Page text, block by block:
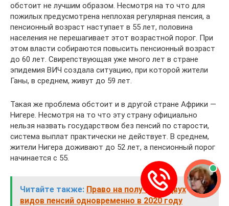
обстоит не лучшим образом. Несмотря на то что для
пожилых предусмотрена неплохая регулярная пенсия, а
пенсионный возраст наступает в 55 лет, половина
населения не перешагивает этот возрастной порог. При
этом власти собираются повысить пенсионный возраст
до 60 лет. Свирепствующая уже много лет в стране
эпидемия ВИЧ создала ситуацию, при которой жители
Ганы, в среднем, живут до 59 лет.
Такая же проблема обстоит и в другой стране Африки —
Нигере. Несмотря на то что эту страну официально
нельзя назвать государством без пенсий по старости,
система выплат практически не действует. В среднем,
жители Нигера доживают до 52 лет, а пенсионный порог
начинается с 55.
Читайте также: Право на получение двух
видов пенсий одновременно в 2020 году